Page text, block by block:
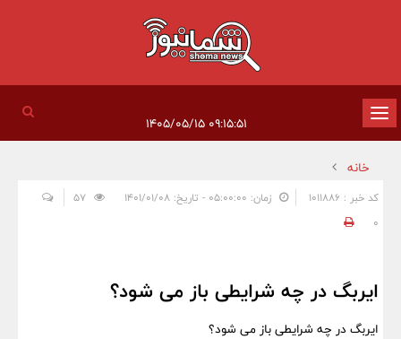
تغییر
وضعیت
ناوبری
خانه
کد خبر : 1011886 زمان: ۰۵:۰۰:۰۰ - تاریخ: ۱۴۰۱/۰۱/۰۸
0
ایربگ در چه شرایطی باز می شود؟
ایربگ در چه شرایطی باز می شود؟